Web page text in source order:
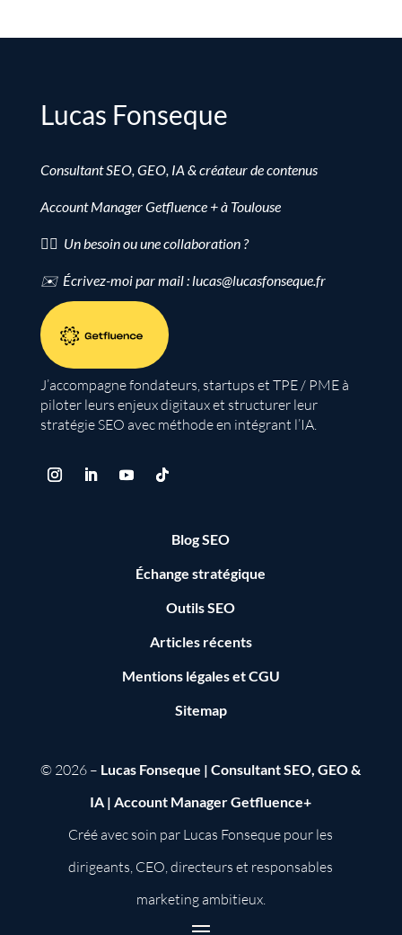
Lucas Fonseque
Consultant SEO, GEO, IA & créateur de contenus
Account Manager Getfluence + à Toulouse
👉🏻 Un besoin ou une collaboration ?
✉️ Écrivez-moi par mail : lucas@lucasfonseque.fr
J’accompagne fondateurs, startups et TPE / PME à
piloter leurs enjeux digitaux et structurer leur
stratégie SEO avec méthode en intégrant l’IA.
Blog SEO
Échange stratégique
Outils SEO
Articles récents
Mentions légalesetCGU
Sitemap
© 2026 – Lucas Fonseque | Consultant SEO, GEO &
IA | Account Manager Getfluence+
Créé avec soin par Lucas Fonseque pour les
dirigeants, CEO, directeurs et responsables
marketing ambitieux.